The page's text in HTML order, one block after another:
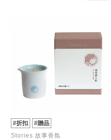
#折扣
#贈品
Stories 故事香氛